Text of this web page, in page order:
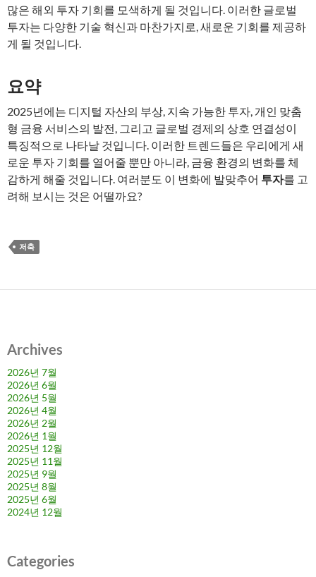
많은 해외 투자 기회를 모색하게 될 것입니다. 이러한 글로벌
투자는 다양한 기술 혁신과 마찬가지로, 새로운 기회를 제공하
게 될 것입니다.
요약
2025년에는 디지털 자산의 부상, 지속 가능한 투자, 개인 맞춤
형 금융 서비스의 발전, 그리고 글로벌 경제의 상호 연결성이
특징적으로 나타날 것입니다. 이러한 트렌드들은 우리에게 새
로운 투자 기회를 열어줄 뿐만 아니라, 금융 환경의 변화를 체
감하게 해줄 것입니다. 여러분도 이 변화에 발맞추어 투자를 고
려해 보시는 것은 어떨까요?
저축
Archives
2026년 7월
2026년 6월
2026년 5월
2026년 4월
2026년 2월
2026년 1월
2025년 12월
2025년 11월
2025년 9월
2025년 8월
2025년 6월
2024년 12월
Categories